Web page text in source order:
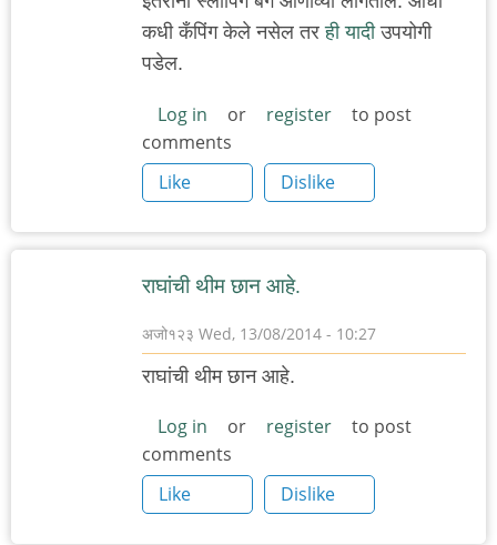
कधी कँपिंग केले नसेल तरही यादीउपयोगी
पडेल.
Log in or register
to post
comments
Like
Dislike
राघांची थीम छान आहे.
अजो१२३ Wed, 13/08/2014 - 10:27
राघांची थीम छान आहे.
Log in or register
to post
comments
Like
Dislike